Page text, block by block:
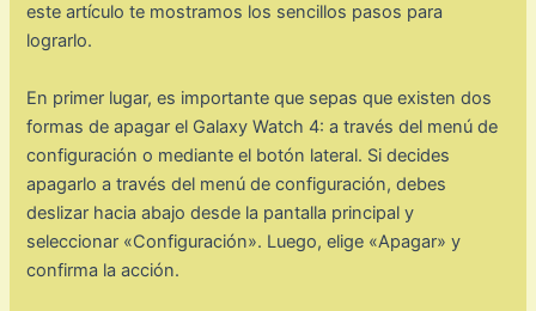
este artículo te mostramos los sencillos pasos para
lograrlo.
En primer lugar, es importante que sepas que existen dos
formas de apagar el Galaxy Watch 4: a través del menú de
configuración o mediante el botón lateral. Si decides
apagarlo a través del menú de configuración, debes
deslizar hacia abajo desde la pantalla principal y
seleccionar «Configuración». Luego, elige «Apagar» y
confirma la acción.